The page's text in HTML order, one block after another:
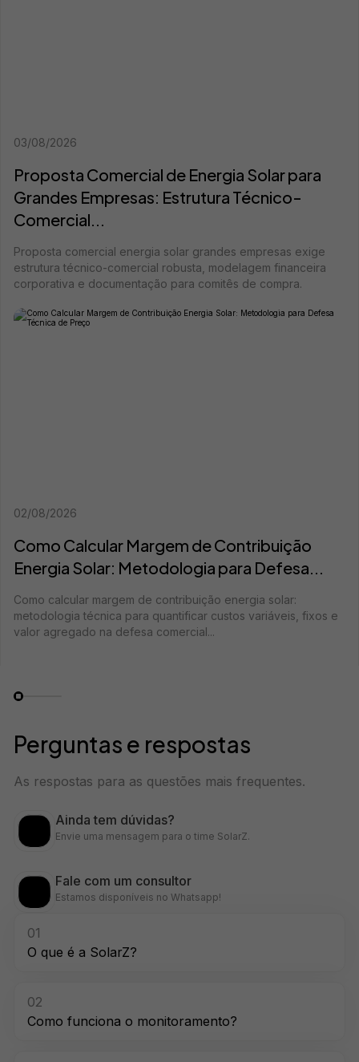
03/08/2026
Proposta Comercial de Energia Solar para
Grandes Empresas: Estrutura Técnico-
Comercial...
Proposta comercial energia solar grandes empresas exige
estrutura técnico-comercial robusta, modelagem financeira
corporativa e documentação para comitês de compra.
02/08/2026
Como Calcular Margem de Contribuição
Energia Solar: Metodologia para Defesa...
Como calcular margem de contribuição energia solar:
metodologia técnica para quantificar custos variáveis, fixos e
valor agregado na defesa comercial...
Perguntas e respostas
As respostas para as questões mais frequentes.
Ainda tem dúvidas?
Envie uma mensagem para o time SolarZ.
Fale com um consultor
Estamos disponíveis no Whatsapp!
01
O que é a SolarZ?
02
Como funciona o monitoramento?